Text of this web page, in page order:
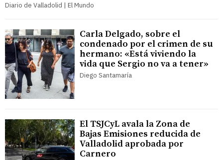
Diario de Valladolid | El Mundo
Carla Delgado, sobre el
condenado por el crimen de su
hermano: «Está viviendo la
vida que Sergio no va a tener»
Diego Santamaría
El TSJCyL avala la Zona de
Bajas Emisiones reducida de
Valladolid aprobada por
Carnero